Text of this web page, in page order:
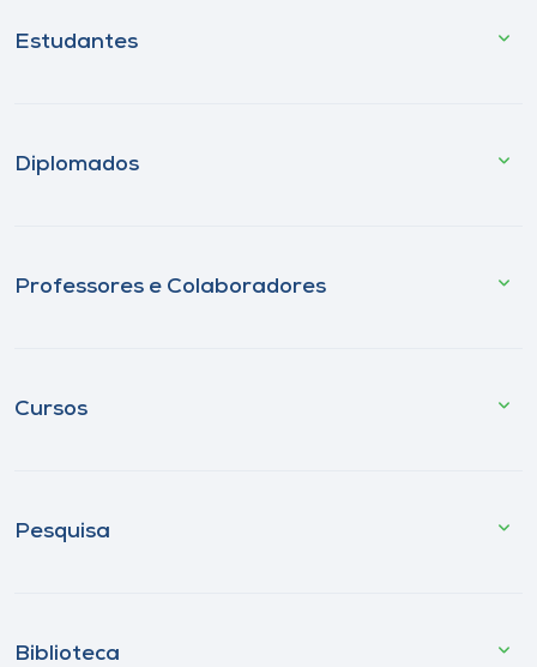
Estudantes
Diplomados
Professores e Colaboradores
Cursos
Pesquisa
Biblioteca